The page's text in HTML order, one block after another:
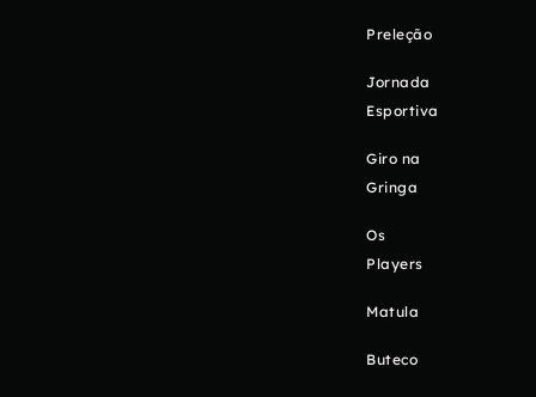
Preleção
Jornada
Esportiva
Giro na
Gringa
Os
Players
Matula
Buteco